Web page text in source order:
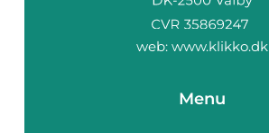
web: www.klikko.dk
Menu